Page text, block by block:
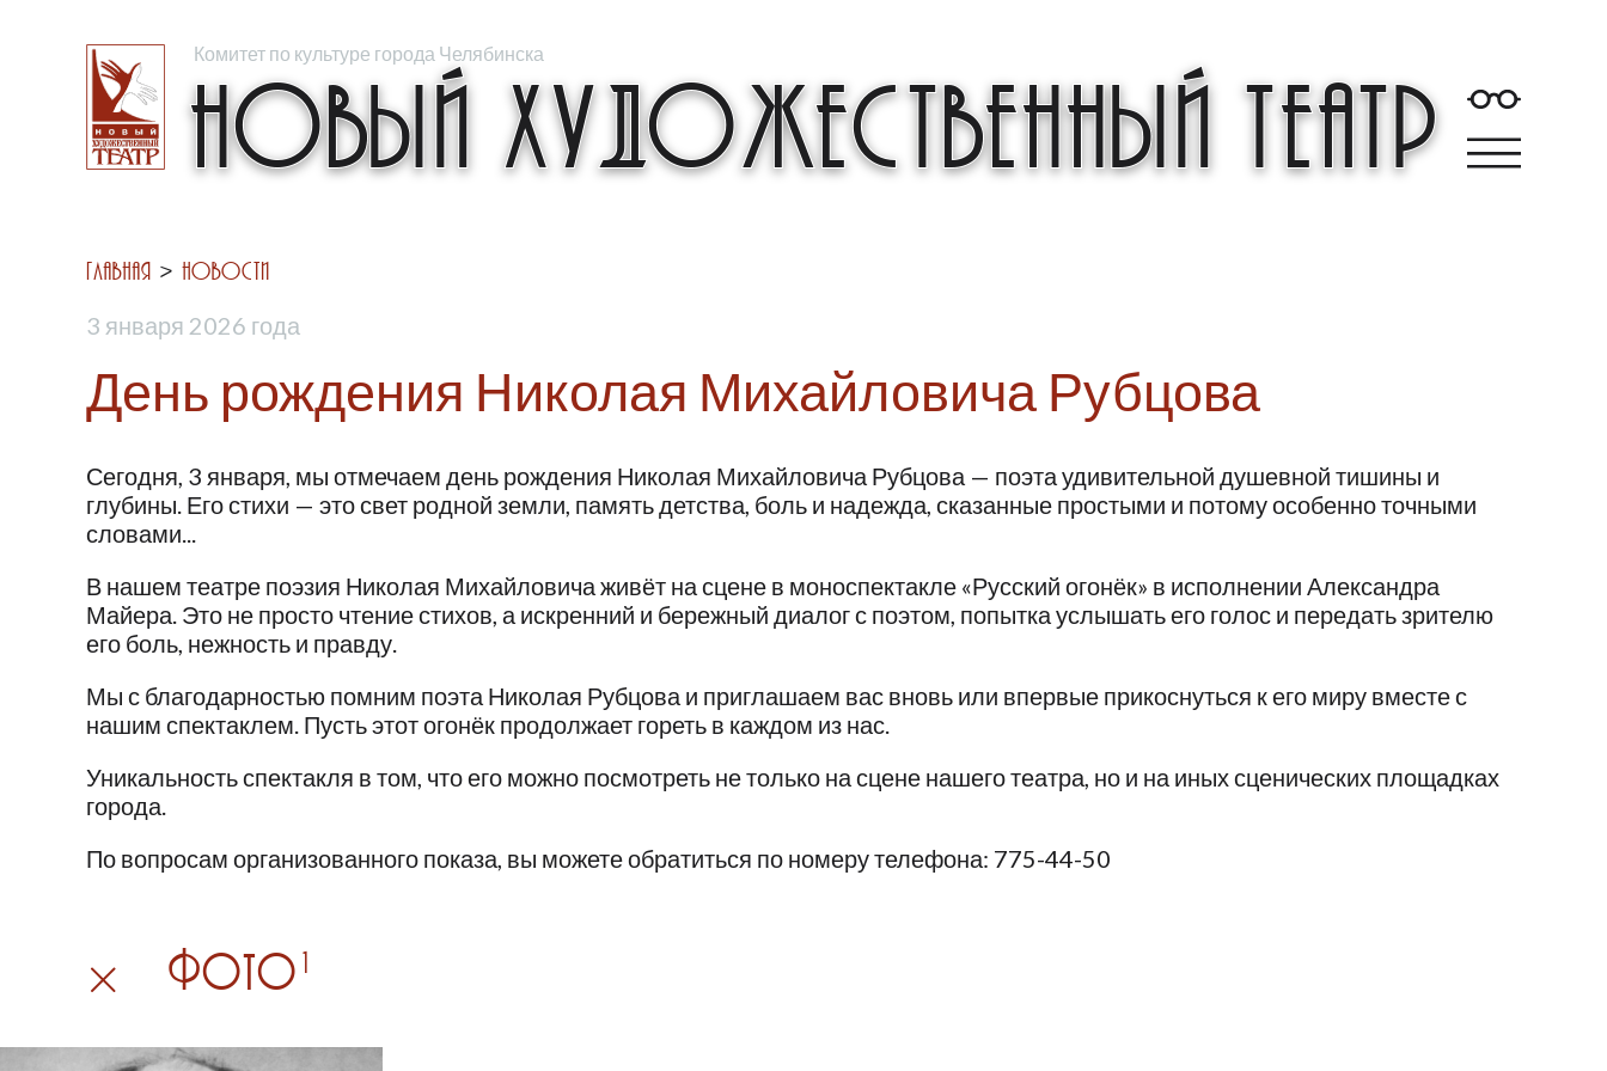
Новый Художественный театр
Комитет по культуре города Челябинска
Главная Новости
3 января 2026 года
День рождения Николая Михайловича Рубцова
Сегодня, 3 января, мы отмечаем день рождения Николая Михайловича Рубцова — поэта удивительной душевной тишины и
глубины. Его стихи — это свет родной земли, память детства, боль и надежда, сказанные простыми и потому особенно точными
словами...
В нашем театре поэзия Николая Михайловича живёт на сцене в моноспектакле «Русский огонёк» в исполнении Александра
Майера. Это не просто чтение стихов, а искренний и бережный диалог с поэтом, попытка услышать его голос и передать зрителю
его боль, нежность и правду.
Мы с благодарностью помним поэта Николая Рубцова и приглашаем вас вновь или впервые прикоснуться к его миру вместе с
нашим спектаклем. Пусть этот огонёк продолжает гореть в каждом из нас.
Уникальность спектакля в том, что его можно посмотреть не только на сцене нашего театра, но и на иных сценических площадках
города.
По вопросам организованного показа, вы можете обратиться по номеру телефона: 775-44-50
Фото1